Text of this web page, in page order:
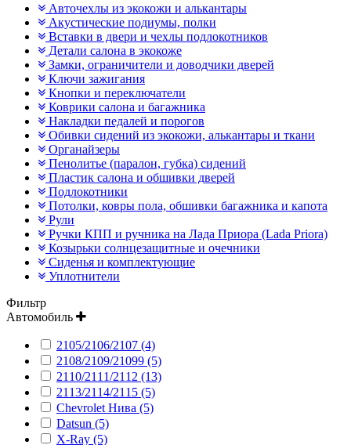
Авточехлы из экокожи и алькантары
Акустические подиумы, полки
Вставки в двери и чехлы подлокотников
Детали салона в экокоже
Замки, ограничители и доводчики дверей
Ключи зажигания
Кнопки и переключатели
Коврики салона и багажника
Накладки педалей и порогов
Обивки сидений из экокожи, алькантары и ткани
Органайзеры
Пенолитье (паралон, губка) сидений
Пластик салона и обшивки дверей
Подлокотники
Потолки, ковры пола, обшивки багажника и капота
Рули
Ручки КПП и ручника на Лада Приора (Lada Priora)
Козырьки солнцезащитные и очечники
Сиденья и комплектующие
Уплотнители
Фильтр
Автомобиль
2105/2106/2107 (4)
2108/2109/21099 (5)
2110/2111/2112 (13)
2113/2114/2115 (5)
Chevrolet Нива (5)
Datsun (5)
X-Ray (5)